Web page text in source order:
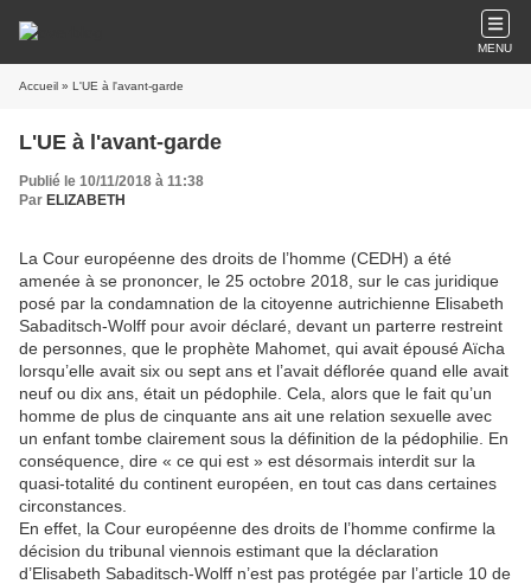
MENU
Accueil » L'UE à l'avant-garde
L'UE à l'avant-garde
Publié le 10/11/2018 à 11:38
Par ELIZABETH
La Cour européenne des droits de l’homme (CEDH) a été
amenée à se prononcer, le 25 octobre 2018, sur le cas juridique
posé par la condamnation de la citoyenne autrichienne Elisabeth
Sabaditsch-Wolff pour avoir déclaré, devant un parterre restreint
de personnes, que le prophète Mahomet, qui avait épousé Aïcha
lorsqu’elle avait six ou sept ans et l’avait déflorée quand elle avait
neuf ou dix ans, était un pédophile. Cela, alors que le fait qu’un
homme de plus de cinquante ans ait une relation sexuelle avec
un enfant tombe clairement sous la définition de la pédophilie. En
conséquence, dire « ce qui est » est désormais interdit sur la
quasi-totalité du continent européen, en tout cas dans certaines
circonstances.
En effet, la Cour européenne des droits de l’homme confirme la
décision du tribunal viennois estimant que la déclaration
d’Elisabeth Sabaditsch-Wolff n’est pas protégée par l’article 10 de